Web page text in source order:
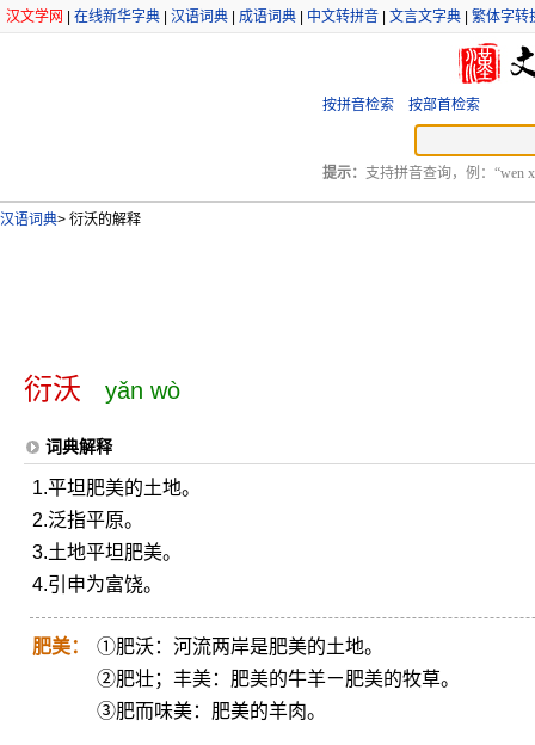
汉文学网 在线新华字典 汉语词典 成语词典 中文转拼音 文言文字典 繁体字转
按拼音检索 按部首检索
提示： 支持拼音查询，例：“wen
汉语词典> 衍沃的解释
衍沃 yǎn wò
词典解释
1.平坦肥美的土地。
2.泛指平原。
3.土地平坦肥美。
4.引申为富饶。
肥美：
①肥沃：河流两岸是肥美的土地。
②肥壮；丰美：肥美的牛羊ㄧ肥美的牧草。
③肥而味美：肥美的羊肉。